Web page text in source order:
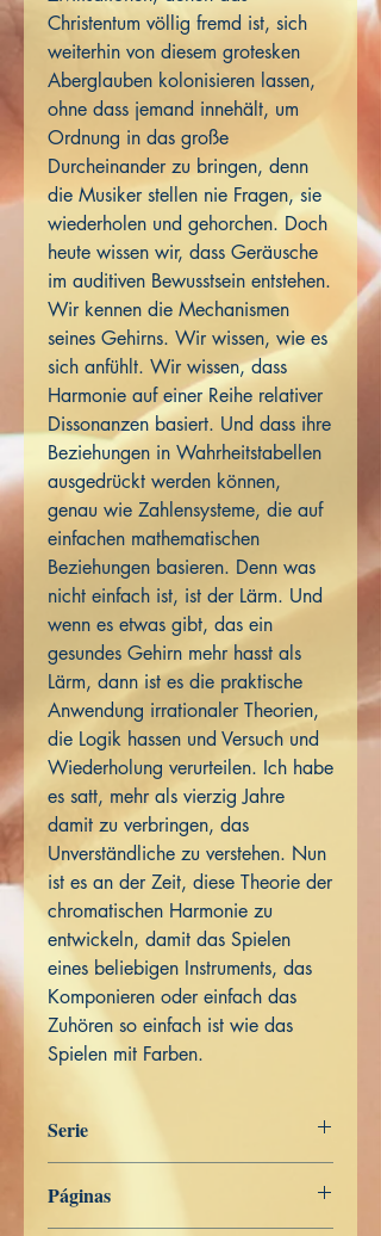
Christentum völlig fremd ist, sich
weiterhin von diesem grotesken
Aberglauben kolonisieren lassen,
ohne dass jemand innehält, um
Ordnung in das große
Durcheinander zu bringen, denn
die Musiker stellen nie Fragen, sie
wiederholen und gehorchen. Doch
heute wissen wir, dass Geräusche
im auditiven Bewusstsein entstehen.
Wir kennen die Mechanismen
seines Gehirns. Wir wissen, wie es
sich anfühlt. Wir wissen, dass
Harmonie auf einer Reihe relativer
Dissonanzen basiert. Und dass ihre
Beziehungen in Wahrheitstabellen
ausgedrückt werden können,
genau wie Zahlensysteme, die auf
einfachen mathematischen
Beziehungen basieren. Denn was
nicht einfach ist, ist der Lärm. Und
wenn es etwas gibt, das ein
gesundes Gehirn mehr hasst als
Lärm, dann ist es die praktische
Anwendung irrationaler Theorien,
die Logik hassen und Versuch und
Wiederholung verurteilen. Ich habe
es satt, mehr als vierzig Jahre
damit zu verbringen, das
Unverständliche zu verstehen. Nun
ist es an der Zeit, diese Theorie der
chromatischen Harmonie zu
entwickeln, damit das Spielen
eines beliebigen Instruments, das
Komponieren oder einfach das
Zuhören so einfach ist wie das
Spielen mit Farben.
Serie
Páginas